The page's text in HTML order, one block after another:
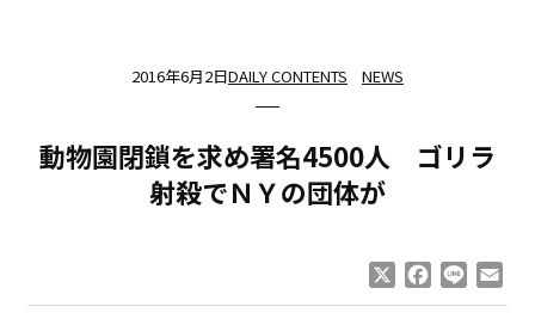
2016年6月2日DAILY CONTENTS NEWS
動物園閉鎖を求め署名4500人 ゴリラ
射殺でＮＹの団体が
Facebook
Line